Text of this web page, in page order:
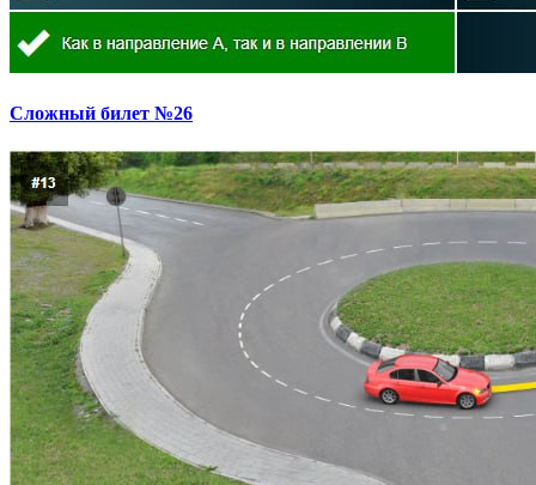
Сложный билет №26